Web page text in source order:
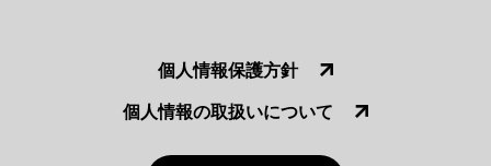
個人情報保護方針
個人情報の取扱いについて